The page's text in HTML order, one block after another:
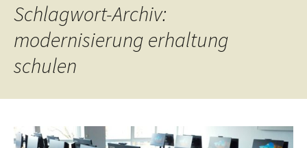
Schlagwort-Archiv:
modernisierung erhaltung
schulen